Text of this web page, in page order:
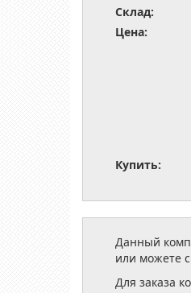
Склад:
Цена:
Купить:
Данный
или можете
Для заказа